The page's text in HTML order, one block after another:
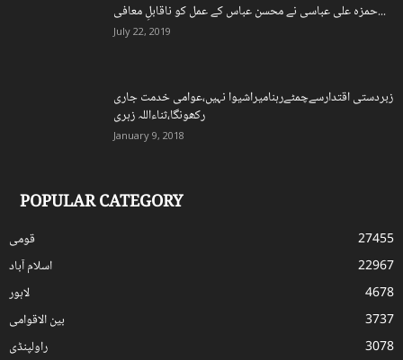
حمزہ علی عباسی نے محسن عباس کے عمل کو ناقابلِ معافی...
July 22, 2019
زبردستی اقتدارسےچمٹےرہنامیراشیوا نہیں،عوامی خدمت جاری
رکھونگا،ثناءاللہ زہری
January 9, 2018
POPULAR CATEGORY
قومی
27455
اسلام آباد
22967
لاہور
4678
بین الاقوامی
3737
راولپنڈی
3078